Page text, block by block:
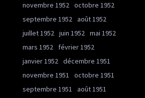
novembre 1952 octobre 1952
septembre 1952 août 1952
juillet 1952 juin 1952 mai 1952
mars 1952
février 1952
janvier 1952 décembre 1951
novembre 1951
octobre 1951
septembre 1951
août 1951